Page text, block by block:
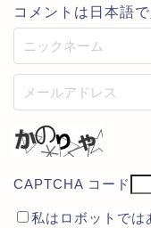
コメントは日本語
CAPTCHA コード
私はロボットでは